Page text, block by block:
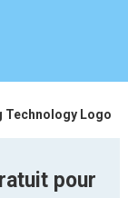
Technology Logo
pour